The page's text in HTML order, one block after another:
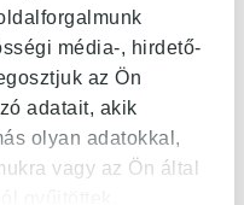
média-, hirdető-
az Ön
adatait, akik
olyan adatokkal,
vagy az Ön által